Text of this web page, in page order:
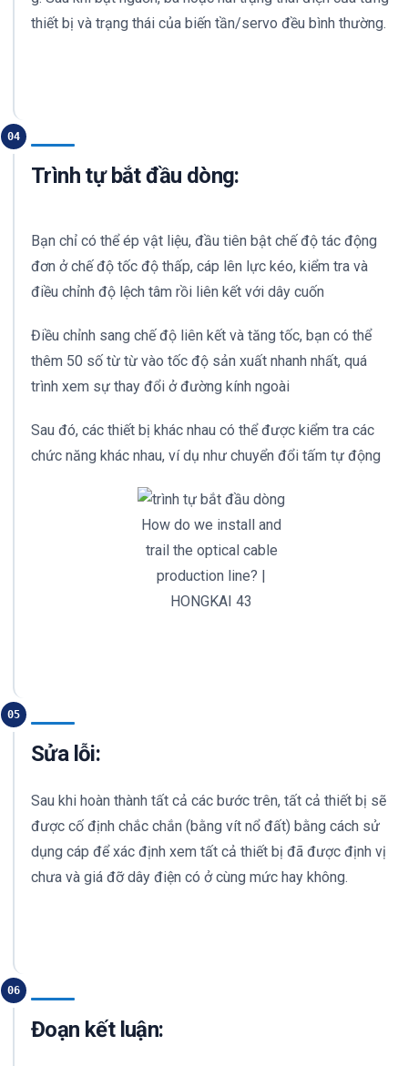
thiết bị và trạng thái của biến tần/servo đều bình thường.
04
Trình tự bắt đầu dòng:
Bạn chỉ có thể ép vật liệu, đầu tiên bật chế độ tác động
đơn ở chế độ tốc độ thấp, cáp lên lực kéo, kiểm tra và
điều chỉnh độ lệch tâm rồi liên kết với dây cuốn
Điều chỉnh sang chế độ liên kết và tăng tốc, bạn có thể
thêm 50 số từ từ vào tốc độ sản xuất nhanh nhất, quá
trình xem sự thay đổi ở đường kính ngoài
Sau đó, các thiết bị khác nhau có thể được kiểm tra các
chức năng khác nhau, ví dụ như chuyển đổi tấm tự động
How do we install and
trail the optical cable
production line? |
HONGKAI 43
05
Sửa lỗi:
Sau khi hoàn thành tất cả các bước trên, tất cả thiết bị sẽ
được cố định chắc chắn (bằng vít nổ đất) bằng cách sử
dụng cáp để xác định xem tất cả thiết bị đã được định vị
chưa và giá đỡ dây điện có ở cùng mức hay không.
06
Đoạn kết luận: